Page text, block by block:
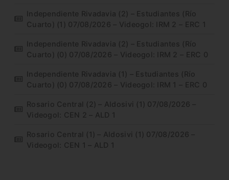
Independiente Rivadavia (2) – Estudiantes (Río
Cuarto) (1) 07/08/2026 – Videogol: IRM 2 – ERC 1
Independiente Rivadavia (2) – Estudiantes (Río
Cuarto) (0) 07/08/2026 – Videogol: IRM 2 – ERC 0
Independiente Rivadavia (1) – Estudiantes (Río
Cuarto) (0) 07/08/2026 – Videogol: IRM 1 – ERC 0
Rosario Central (2) – Aldosivi (1) 07/08/2026 –
Videogol: CEN 2 – ALD 1
Rosario Central (1) – Aldosivi (1) 07/08/2026 –
Videogol: CEN 1 – ALD 1